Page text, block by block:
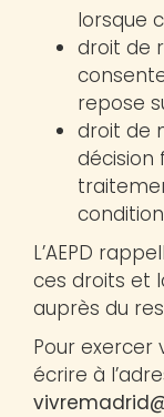
lorsque
droit de
repose
droit de
décision
L’AEPD
ces droits et
auprès du
Pour exercer
écrire à